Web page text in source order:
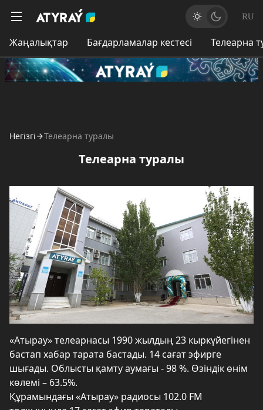
RU
Жаңалықтар Бағдарламалар кестесі Телеарна
Негізгі Телеарна туралы
Телеарна туралы
«Атырау» телеарнасы 1990 жылдың 23 кыркүйегінен
бастап хабар тарата бастады. 14 сағат эфирге
шығады. Облысты қамту аумағы - 98 %. Өзіндік өнім
көлемі – 63.5%.
Құрамындағы «Атырау» радиосы 102.0 FM